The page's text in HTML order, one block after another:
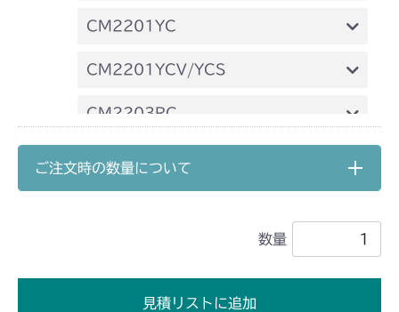
ミッション FIG4 アクスル
CM2201YC
ミッション FIG4 アクスル
CM2201YCV/YCS
ミッション FIG4 アクスル
CM2203RC
ミッション FIG8 アクスル
ご注文時の数量について
数量
見積リストに追加